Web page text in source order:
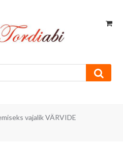
vajalik VÄRVIDE